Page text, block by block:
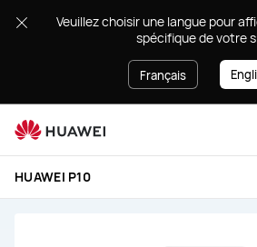
P10
.Veuillez choisir une langue pour
spécifique de votre
Français
HUAWEI P10